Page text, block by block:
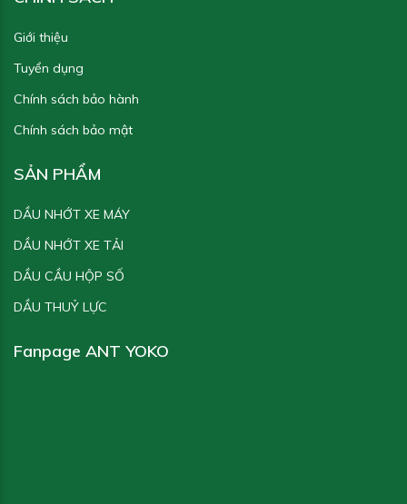
Giới thiệu
Tuyển dụng
Chính sách bảo hành
Chính sách bảo mật
SẢN PHẨM
DẦU NHỚT XE MÁY
DẦU NHỚT XE TẢI
DẦU CẦU HỘP SỐ
DẦU THUỶ LỰC
Fanpage ANT YOKO